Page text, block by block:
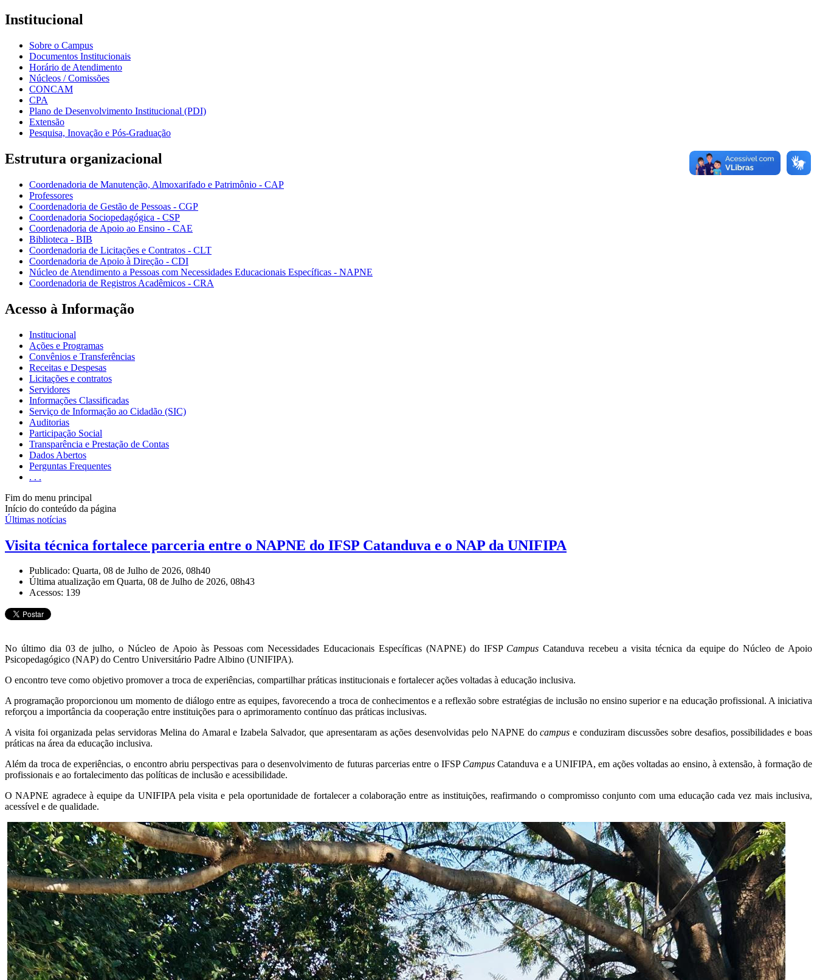
Institucional
Sobre o Campus
Documentos Institucionais
Horário de Atendimento
Núcleos / Comissões
CONCAM
CPA
Plano de Desenvolvimento Institucional (PDI)
Extensão
Pesquisa, Inovação e Pós-Graduação
Estrutura organizacional
Coordenadoria de Manutenção, Almoxarifado e Patrimônio - CAP
Professores
Coordenadoria de Gestão de Pessoas - CGP
Coordenadoria Sociopedagógica - CSP
Coordenadoria de Apoio ao Ensino - CAE
Biblioteca - BIB
Coordenadoria de Licitações e Contratos - CLT
Coordenadoria de Apoio à Direção - CDI
Núcleo de Atendimento a Pessoas com Necessidades Educacionais Específicas - NAPNE
Coordenadoria de Registros Acadêmicos - CRA
Acesso à Informação
Institucional
Ações e Programas
Convênios e Transferências
Receitas e Despesas
Licitações e contratos
Servidores
Informações Classificadas
Serviço de Informação ao Cidadão (SIC)
Auditorias
Participação Social
Transparência e Prestação de Contas
Dados Abertos
Perguntas Frequentes
. . .
Fim do menu principal
Início do conteúdo da página
Últimas notícias
Visita técnica fortalece parceria entre o NAPNE do IFSP Catanduva e o NAP da UNIFIPA
Publicado: Quarta, 08 de Julho de 2026, 08h40
Última atualização em Quarta, 08 de Julho de 2026, 08h43
Acessos: 139
No último dia 03 de julho, o Núcleo de Apoio às Pessoas com Necessidades Educacionais Específicas (NAPNE) do IFSP Campus Catanduva recebeu a visita técnica da equipe do Núcleo de Apoio
Psicopedagógico (NAP) do Centro Universitário Padre Albino (UNIFIPA).
O encontro teve como objetivo promover a troca de experiências, compartilhar práticas institucionais e fortalecer ações voltadas à educação inclusiva.
A programação proporcionou um momento de diálogo entre as equipes, favorecendo a troca de conhecimentos e a reflexão sobre estratégias de inclusão no ensino superior e na educação profissional. A iniciativa
reforçou a importância da cooperação entre instituições para o aprimoramento contínuo das práticas inclusivas.
A visita foi organizada pelas servidoras Melina do Amaral e Izabela Salvador, que apresentaram as ações desenvolvidas pelo NAPNE docampus e conduziram discussões sobre desafios, possibilidades e boas
práticas na área da educação inclusiva.
Além da troca de experiências, o encontro abriu perspectivas para o desenvolvimento de futuras parcerias entre o IFSP Campus Catanduva e a UNIFIPA, em ações voltadas ao ensino, à extensão, à formação de
profissionais e ao fortalecimento das políticas de inclusão e acessibilidade.
O NAPNE agradece à equipe da UNIFIPA pela visita e pela oportunidade de fortalecer a colaboração entre as instituições, reafirmando o compromisso conjunto com uma educação cada vez mais inclusiva,
acessível e de qualidade.